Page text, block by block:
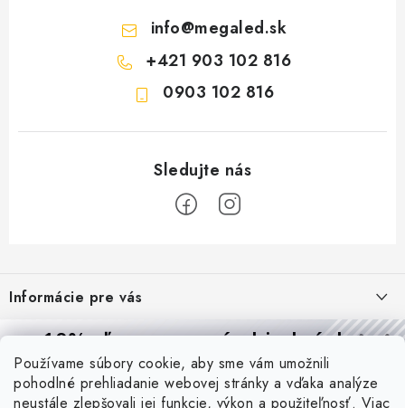
Používame súbory cookie, aby sme vám umožnili
pohodlné prehliadanie webovej stránky a vďaka analýze
neustále zlepšovali jej funkcie, výkon a použiteľnosť. Viac
info@megaled.sk
+421 903 102 816
0903 102 816
p
ä
Informácie pre vás
Reklamácie a formulár na odstúpenie od zmluvy
Obchodné podmienky
Podmienky ochrany osobných údajov
Blog
10% zľavana prvú objednávku
Prihláste sa azískajtezľavu aj praktické tipy,vďaka ktorým
budete svietiť lepšie a platiť menej.